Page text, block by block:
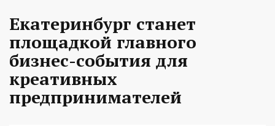
Екатеринбург станет
площадкой главного
бизнес-события для
креативных
предпринимателей